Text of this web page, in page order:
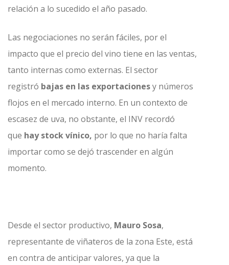
relación a lo sucedido el año pasado.
Las negociaciones no serán fáciles, por el
impacto que el precio del vino tiene en las ventas,
tanto internas como externas. El sector
registró bajas en las exportacionesy números
flojos en el mercado interno. En un contexto de
escasez de uva, no obstante, el INV recordó
que hay stock vínico, por lo que no haría falta
importar como se dejó trascender en algún
momento.
Desde el sector productivo, Mauro Sosa,
representante de viñateros de la zona Este, está
en contra de anticipar valores, ya que la